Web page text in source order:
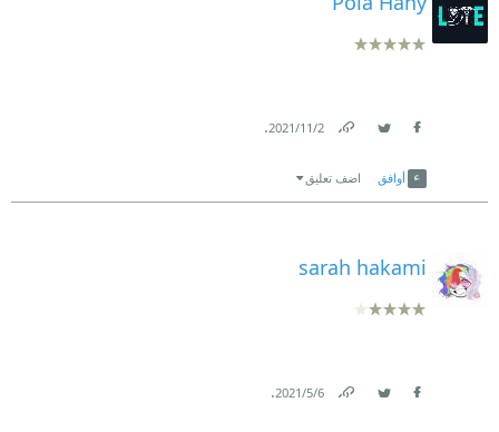
2‏/11‏/2021
.
أوافق اضف تعليق
sarah hakami
6‏/5‏/2021
.